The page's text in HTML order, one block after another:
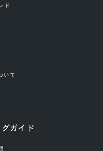
ド
いて
ガイド